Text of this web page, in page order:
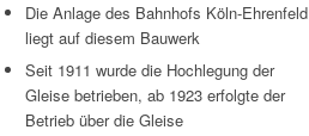
Die Anlage des Bahnhofs Köln-Ehrenfeld
liegt auf diesem Bauwerk
Seit 1911 wurde die Hochlegung der
Gleise betrieben, ab 1923 erfolgte der
Betrieb über die Gleise